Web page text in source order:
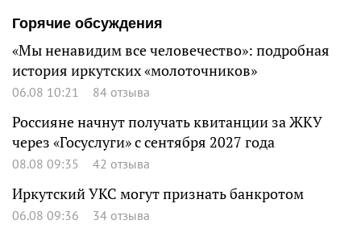
Горячие обсуждения
«Мы ненавидим все человечество»: подробная
история иркутских «молоточников»
06.08 10:21 84 отзыва
Россияне начнут получать квитанции за ЖКУ
через «Госуслуги» с сентября 2027 года
08.08 09:35 42 отзыва
Иркутский УКС могут признать банкротом
06.08 09:36 34 отзыва